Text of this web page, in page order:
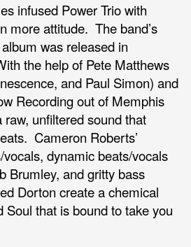
infused Power Trio with
more attitude. The band’s
was released in
the help of Pete Matthews
and Paul Simon) and
Recording out of Memphis
unfiltered sound that
Cameron Roberts’
dynamic beats/vocals
Brumley, and gritty bass
Dorton create a chemical
Soul that is bound to take you